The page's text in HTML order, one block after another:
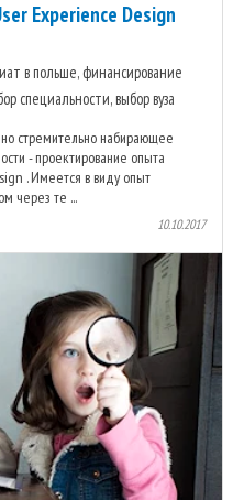
Experience Design
в польше, финансирование
специальности, выбор вуза
стремительно набирающее
- проектирование опыта
. Имеется в виду опыт
через те ...
10.10.2017